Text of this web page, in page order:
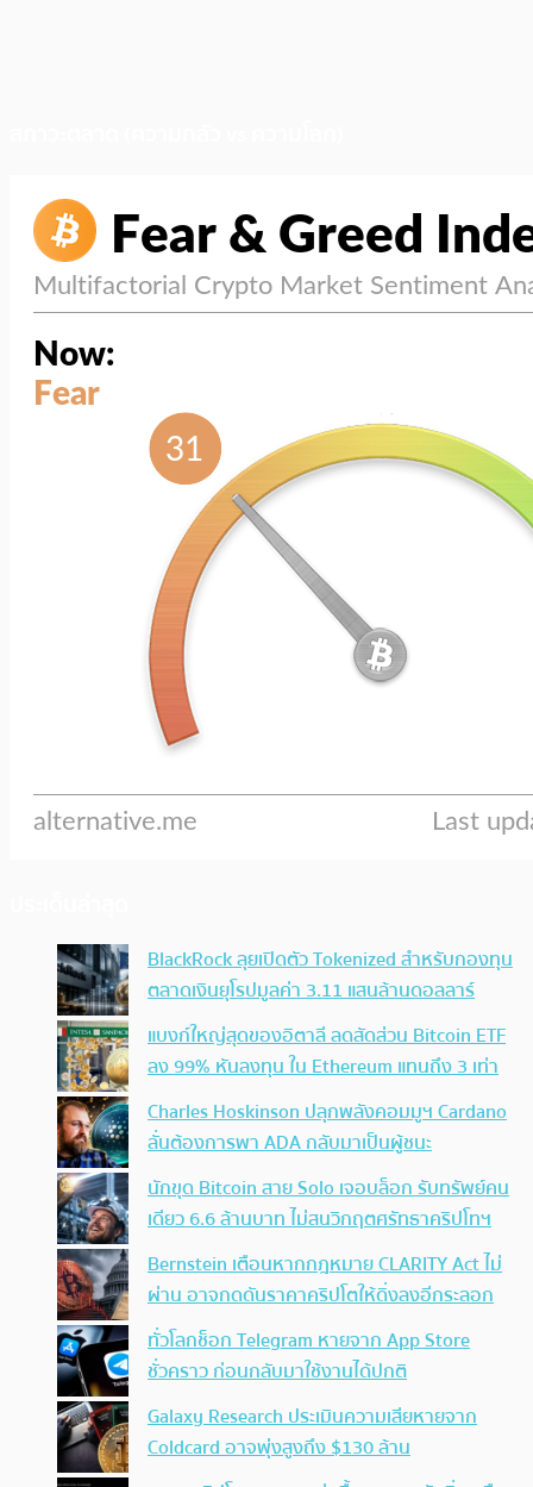
BlackRock ลุยเปิดตัว Tokenized สำหรับกองทุน
ตลาดเงินยุโรปมูลค่า 3.11 แสนล้านดอลลาร์
แบงก์ใหญ่สุดของอิตาลี ลดสัดส่วน Bitcoin ETF
ลง 99% หันลงทุน ใน Ethereum แทนถึง 3 เท่า
Charles Hoskinson ปลุกพลังคอมมูฯ Cardano
ลั่นต้องการพา ADA กลับมาเป็นผู้ชนะ
นักขุด Bitcoin สาย Solo เจอบล็อก รับทรัพย์คน
เดียว 6.6 ล้านบาท ไม่สนวิกฤตศรัทธาคริปโทฯ
Bernstein เตือนหากกฎหมาย CLARITY Act ไม่
ผ่าน อาจกดดันราคาคริปโตให้ดิ่งลงอีกระลอก
ทั่วโลกช็อก Telegram หายจาก App Store
ชั่วคราว ก่อนกลับมาใช้งานได้ปกติ
Galaxy Research ประเมินความเสียหายจาก
Coldcard อาจพุ่งสูงถึง $130 ล้าน